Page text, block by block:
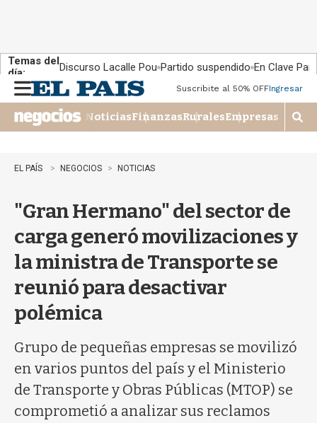
Temas del
día:
Discurso Lacalle Pou Partido suspendido En Clave País
n
u
Suscribite al 50% OFFIngresar
NoticiasFinanzasRuralesEmpresas
M
o
�
EL PAÍS NEGOCIOS NOTICIAS
"Gran Hermano" del sector de
carga generó movilizaciones y
la ministra de Transporte se
reunió para desactivar
polémica
Grupo de pequeñas empresas se movilizó
en varios puntos del país y el Ministerio
de Transporte y Obras Públicas (MTOP) se
comprometió a analizar sus reclamos